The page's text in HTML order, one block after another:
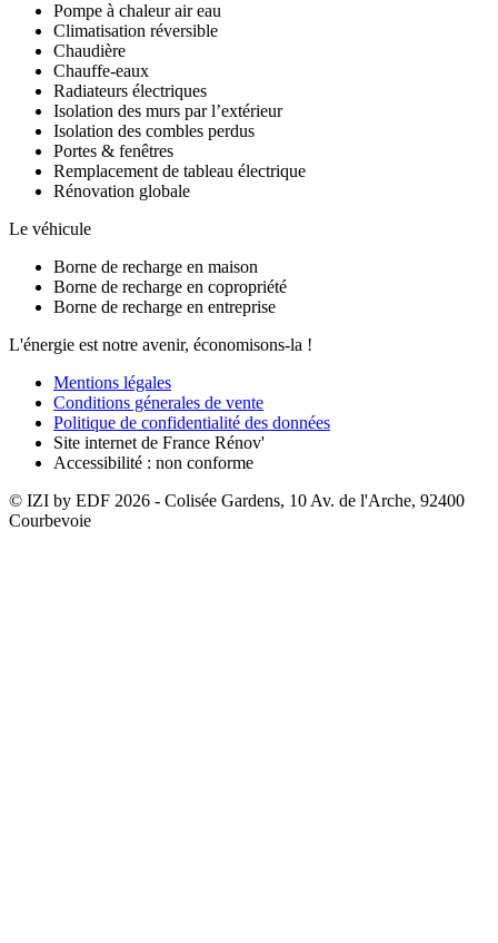
Pompe à chaleur air eau
Climatisation réversible
Chaudière
Chauffe-eaux
Radiateurs électriques
Isolation des murs par l’extérieur
Isolation des combles perdus
Portes & fenêtres
Remplacement de tableau électrique
Rénovation globale
Le véhicule
Borne de recharge en maison
Borne de recharge en copropriété
Borne de recharge en entreprise
L'énergie est notre avenir, économisons-la !
Mentions légales
Conditions génerales de vente
Politique de confidentialité des données
Site internet de France Rénov'
Accessibilité : non conforme
© IZI by EDF 2026 - Colisée Gardens, 10 Av. de l'Arche, 92400
Courbevoie